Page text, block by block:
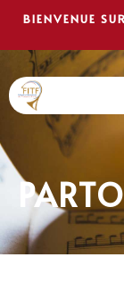
BIENVENUE